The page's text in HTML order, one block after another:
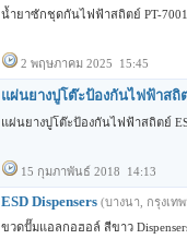
น้ำยาซักชุดกันไฟฟ้าสถิตย์ PT-7001
2 พฤษภาคม 2025 15:45
แผ่นยางปูโต๊ะป้องกันไฟฟ้าสถิ
แผ่นยางปูโต๊ะป้องกันไฟฟ้าสถิตย์
15 กุมภาพันธ์ 2018 14:13
ESD Dispensers (บางนา, กรุงเท
ขวดปั๊มแอลกอฮอล์ สีขาว